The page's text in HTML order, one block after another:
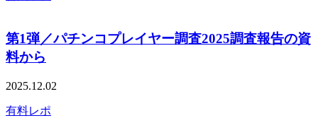
第1弾／パチンコプレイヤー調査2025調査報告の資
料から
2025.12.02
有料レポ